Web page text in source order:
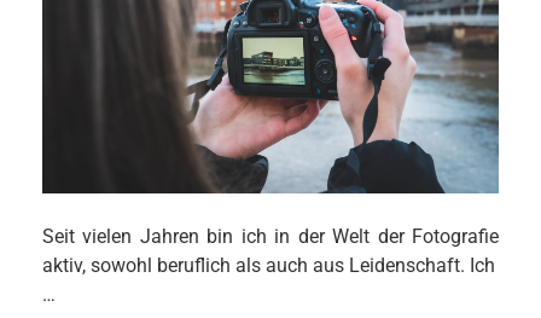
Seit vielen Jahren bin ich in der Welt der Fotografie
aktiv, sowohl beruflich als auch aus Leidenschaft. Ich
…